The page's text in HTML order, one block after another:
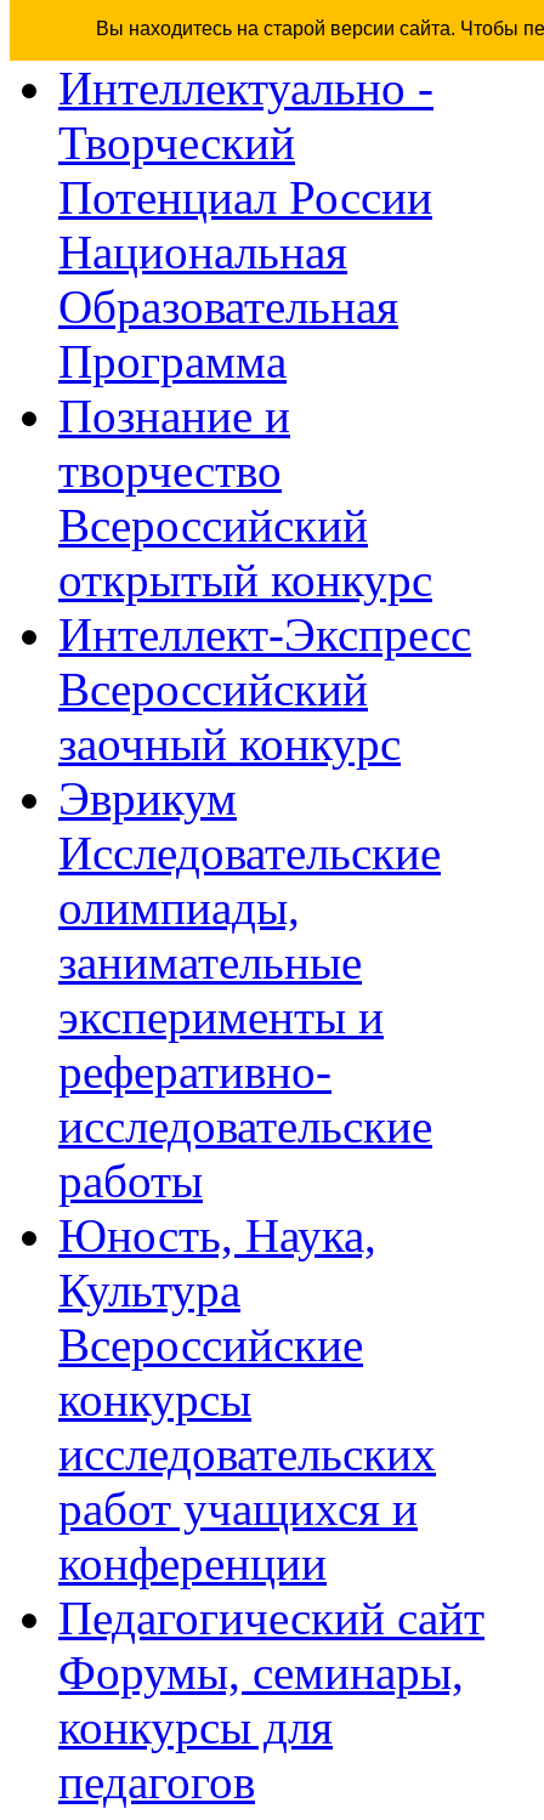
Вы находитесь на старой версии сайта. Чтобы
Интеллектуально -
Творческий
Потенциал России
Национальная
Образовательная
Программа
Познание и
творчество
Всероссийский
открытый конкурс
Интеллект-Экспресс
Всероссийский
заочный конкурс
Эврикум
Исследовательские
олимпиады,
занимательные
эксперименты и
реферативно-
исследовательские
работы
Юность, Наука,
Культура
Всероссийские
конкурсы
исследовательских
работ учащихся и
конференции
Педагогический сайт
Форумы, семинары,
конкурсы для
педагогов